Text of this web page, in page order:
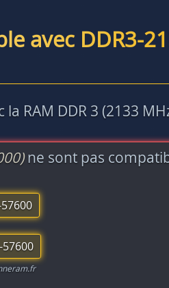
avec DDR3-
RAM DDR 3 (2133
ne sont pas
57600